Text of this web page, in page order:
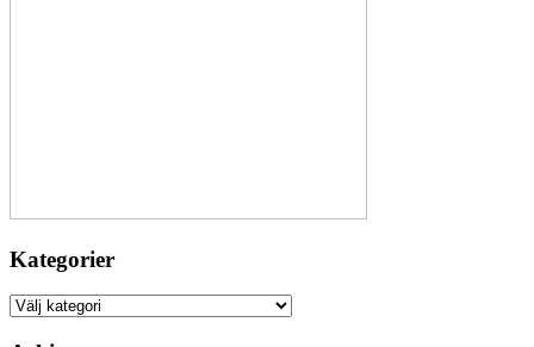
Kategorier
Kategorier